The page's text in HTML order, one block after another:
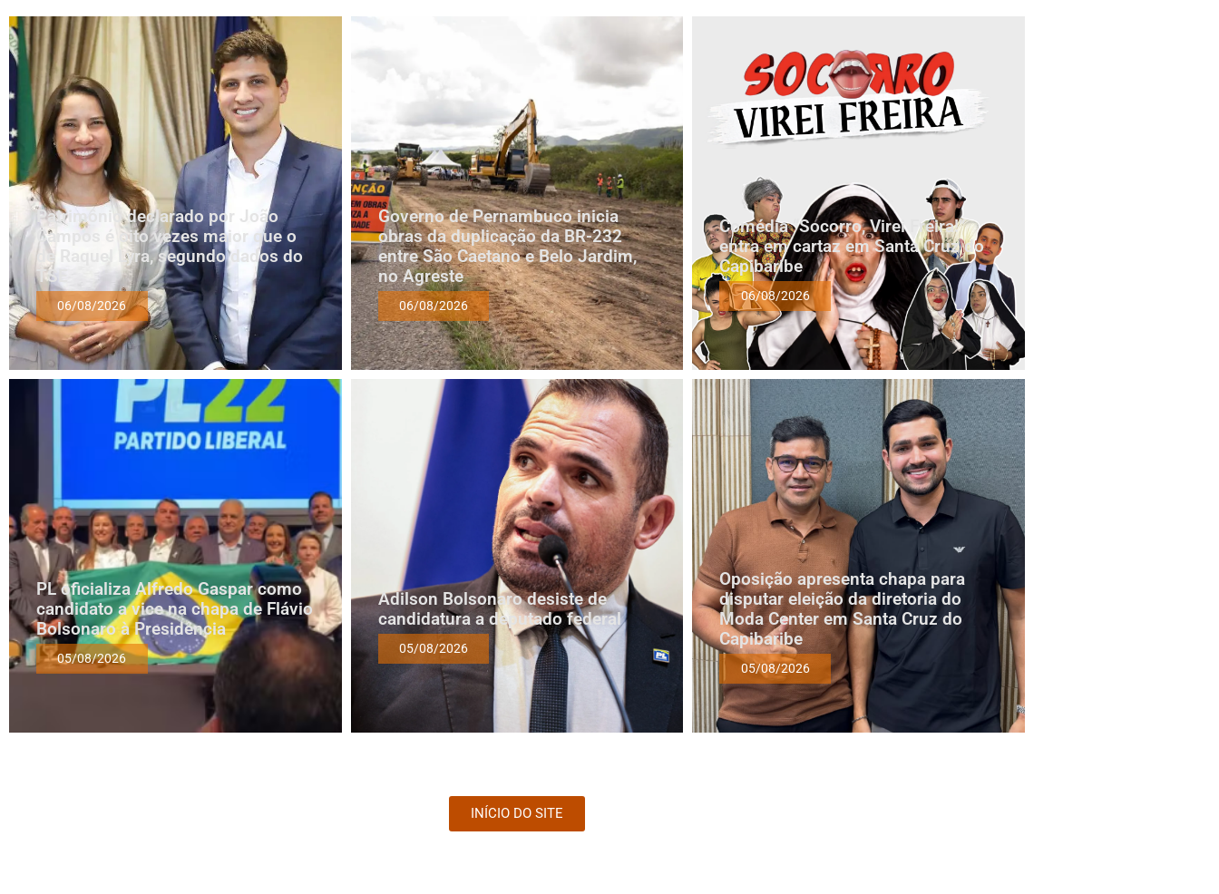
Patrimônio declarado por João
Campos é oito vezes maior que o
de Raquel Lyra, segundo dados do
TSE
06/08/2026
Governo de Pernambuco inicia
obras da duplicação da BR-232
entre São Caetano e Belo Jardim,
no Agreste
06/08/2026
Comédia “Socorro, Virei Freira!”
entra em cartaz em Santa Cruz do
Capibaribe
06/08/2026
PL oficializa Alfredo Gaspar como
candidato a vice na chapa de Flávio
Bolsonaro à Presidência
05/08/2026
Adilson Bolsonaro desiste de
candidatura a deputado federal
05/08/2026
Oposição apresenta chapa para
disputar eleição da diretoria do
Moda Center em Santa Cruz do
Capibaribe
05/08/2026
INÍCIO DO SITE